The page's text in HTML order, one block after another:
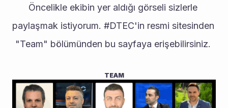
Öncelikle ekibin yer aldığı görseli sizlerle
paylaşmak istiyorum. #DTEC'in resmi sitesinden
"Team" bölümünden bu sayfaya erişebilirsiniz.
TEAM